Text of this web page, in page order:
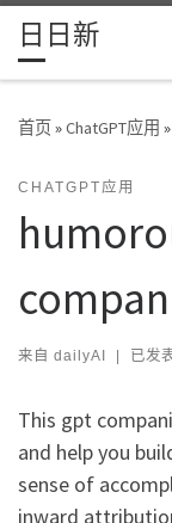
Skip to content
日日新
首页»ChatGPT应用 »
CHATGPT应用
来自 dailyAI | 已发
This gpt
and help you
sense of
inward